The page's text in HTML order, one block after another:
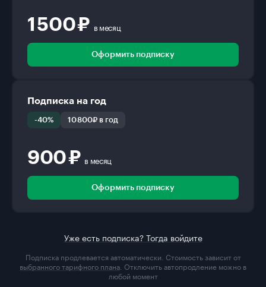
1 500 ₽ в месяц
Оформить подписку
Подписка на год
-40% 10 800₽ в год
900 ₽ в месяц
Оформить подписку
Уже есть подписка? Тогда войдите
Подписка продлевается автоматически. Стоимость зависит от
выбранного тарифного плана . Отключить автопродление можно в
любой момент